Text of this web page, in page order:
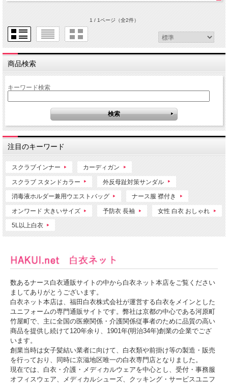
1 / 1ページ（全2件）
商品検索
キーワード検索
注目のキーワード
スクラブインナー カーディガン
スクラブ スタンドカラー 外反母趾対策サンダル
消毒液ホルダー兼用ウエストバッグ ナース服 襟付き
オンワード 大きいサイズ 予防衣 長袖 女性 白衣 おしゃれ
5L以上白衣
数あるナース白衣通販サイトの中から白衣ネット本店をご覧ください
ましてありがとうございます。
白衣ネット本店は、福田白衣株式会社が運営する白衣をメインとした
ユニフォームの専門通販サイトです。弊社は京都の中心である河原町
竹屋町で、主に全国の医療関係・介護関係従事者のために品質の高い
商品を提供し続けて120年余り、1901年(明治34年)創業の企業でござ
います。
創業当時は女子髪結い業者に向けて、白衣類や前掛け等の製造・販売
を行っており、同時に京滋地区唯一の白衣専門店となりました。
現在では、白衣・介護・メディカルウェアを中心とし、受付・事務服
オフィスウェア、メディカルシューズ、クッキング・サービスユニフ